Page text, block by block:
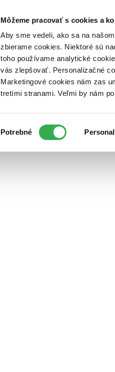
Môžeme pracovať s cookies a
Aby sme vedeli, ako sa na
zbierame cookies. Niektoré sú
toho používame analytické
vás zlepšovať. Personalizačné
Marketingové cookies nám zas
tretími stranami. Veľmi by nám
súhlasu
Potrebné